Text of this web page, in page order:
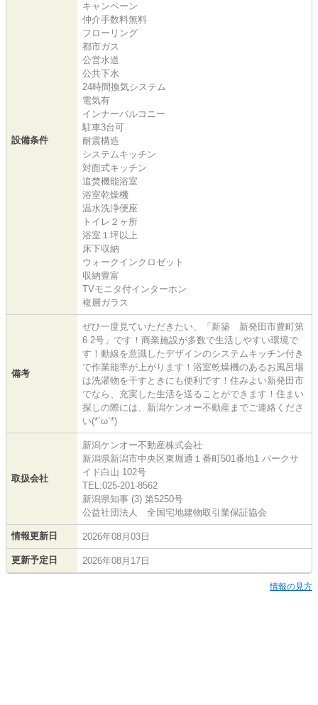
設備条件
キャンペーン
仲介手数料無料
フローリング
都市ガス
公営水道
公共下水
24時間換気システム
電気有
インナーバルコニー
駐車3台可
耐震構造
システムキッチン
対面式キッチン
追焚機能浴室
浴室乾燥機
温水洗浄便座
トイレ２ヶ所
浴室１坪以上
床下収納
ウォークインクロゼット
収納豊富
TVモニタ付インターホン
複層ガラス
備考
ぜひ一度見ていただきたい、「新築 新発田市豊町第
6 2号」です！商業施設が多数で生活しやすい環境で
す！動線を意識したデザインのシステムキッチン付き
で作業能率が上がります！浴室乾燥機のあるお風呂場
は洗濯物を干すときにも便利です！住みよい新発田市
でなら、充実した生活を送ることができます！住まい
探しの際には、新潟ケンオー不動産までご連絡くださ
い(*´ω`*)
取扱会社
新潟ケンオー不動産株式会社
新潟県新潟市中央区東堀通１番町501番地1 パークサ
イド白山 102号
TEL:025-201-8562
新潟県知事 (3) 第5250号
公益社団法人 全国宅地建物取引業保証協会
情報更新日 2026年08月03日
更新予定日 2026年08月17日
情報の見方